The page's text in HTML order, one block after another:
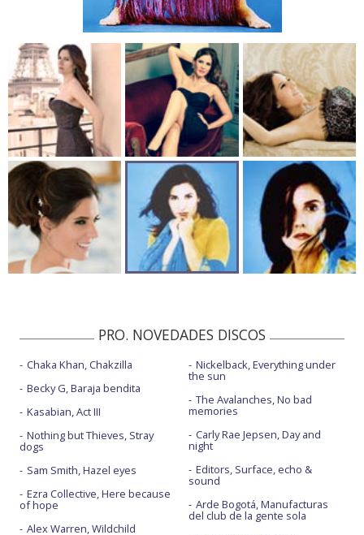
PRO. NOVEDADES DISCOS
Chaka Khan, Chakzilla
Becky G, Baraja bendita
Kasabian, Act III
Nothing but Thieves, Stray
dogs
Sam Smith, Hazel eyes
Ezra Collective, Here because
of hope
Alex Warren, Wildchild
Nickelback, Everything under
the sun
The Avalanches, No bad
memories
Carly Rae Jepsen, Day and
night
Editors, Surface, echo &
sound
Arde Bogotá, Manufacturas
del club de la gente sola